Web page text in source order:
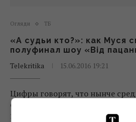
Огляди ТБ
«А судьи кто?»: как Муся
полуфинал шоу «Від
Telekritika
15.06.2016 19:21
Цифры говорят, что нынче
очень востребовано шоу «Від
на «Новом канале». Мы с